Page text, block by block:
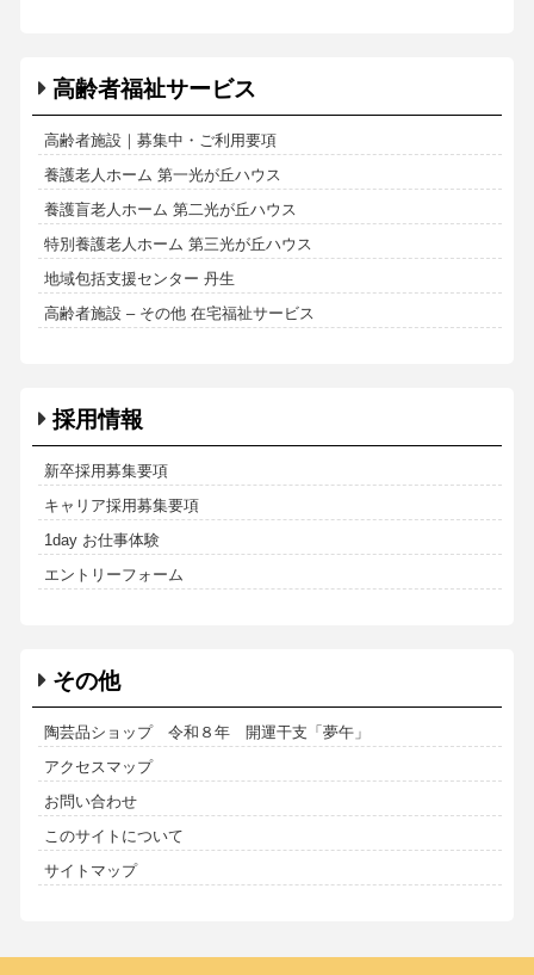
高齢者福祉サービス
高齢者施設｜募集中・ご利用要項
養護老人ホーム 第一光が丘ハウス
養護盲老人ホーム 第二光が丘ハウス
特別養護老人ホーム 第三光が丘ハウス
地域包括支援センター 丹生
高齢者施設 – その他 在宅福祉サービス
採用情報
新卒採用募集要項
キャリア採用募集要項
1day お仕事体験
エントリーフォーム
その他
陶芸品ショップ 令和８年 開運干支「夢午」
アクセスマップ
お問い合わせ
このサイトについて
サイトマップ